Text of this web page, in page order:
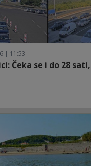
| 11:53
Čeka se i do 28